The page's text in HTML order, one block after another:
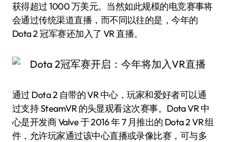
获得超过 1000 万美元。当然如此规模的电竞赛事将
会通过传统渠道直播，而不同以往的是，今年的
Dota 2 冠军赛还加入了 VR 直播。
通过 Dota 2 自带的 VR 中心，玩家和爱好者可以通
过支持 SteamVR 的头显观看这次赛事。Dota VR 中
心是开发商 Valve 于 2016 年 7 月推出的 Dota 2 VR 组
件，允许玩家通过该中心直播或录像比赛，可与多